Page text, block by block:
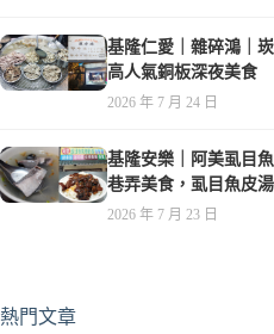
基隆仁愛｜雜碎鴻｜
高人氣銅板深夜美食
2026 年 7 月 24 日
基隆安樂｜阿美虱目
巷弄美食，虱目魚皮
2026 年 7 月 23 日
熱門文章